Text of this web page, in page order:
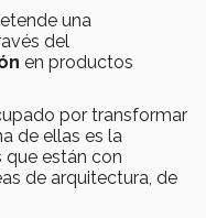
una
del
en productos
por transformar
de ellas es la
que están con
de arquitectura, de